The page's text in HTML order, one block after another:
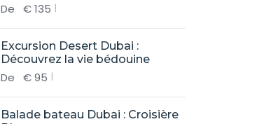
De €135
Excursion Desert Dubai :
Découvrez la vie bédouine
De €95
Balade bateau Dubai : Croisière